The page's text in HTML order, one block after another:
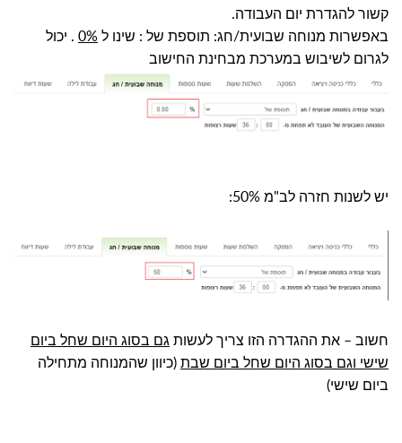
קשור להגדרת יום העבודה.
באפשרות מנוחה שבועית/חג: תוספת של : שינו ל 0% . יכול
לגרום לשיבוש במערכת מבחינת החישוב
יש לשנות חזרה לב"מ 50%:
חשוב – את ההגדרה הזו צריך לעשותגם בסוג היום שחל ביום
שישי וגם בסוג היום שחל ביום שבת(כיוון שהמנוחה מתחילה
ביום שישי)